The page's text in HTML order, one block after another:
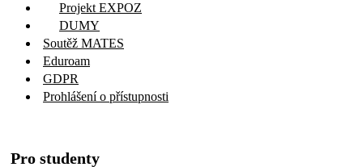
Projekt EXPOZ
DUMY
Soutěž MATES
Eduroam
GDPR
Prohlášení o přístupnosti
Pro studenty